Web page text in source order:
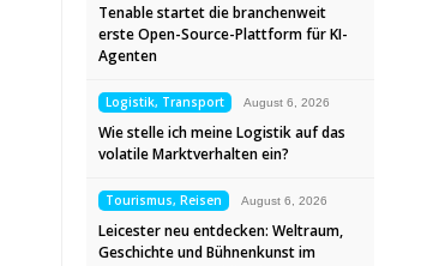
Tenable startet die branchenweit
erste Open-Source-Plattform für KI-
Agenten
Logistik, Transport August 6, 2026
Wie stelle ich meine Logistik auf das
volatile Marktverhalten ein?
Tourismus, Reisen August 6, 2026
Leicester neu entdecken: Weltraum,
Geschichte und Bühnenkunst im